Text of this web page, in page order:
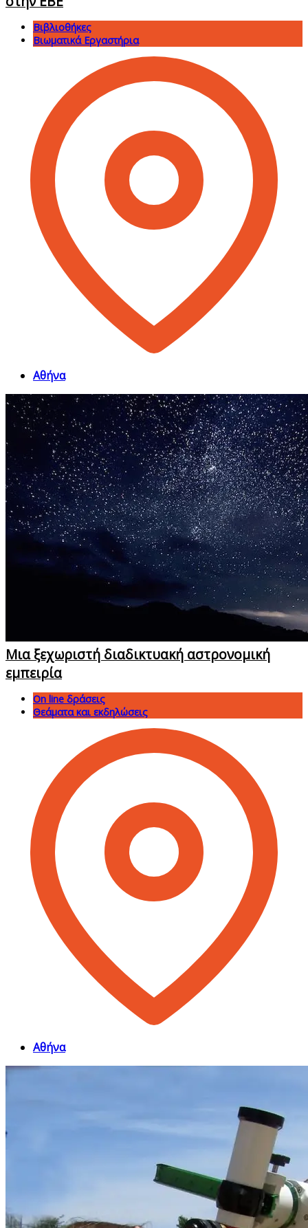
Βιβλιοθήκες
Βιωματικά Εργαστήρια
Αθήνα
Μια ξεχωριστή διαδικτυακή αστρονομική
εμπειρία
On line δράσεις
Θεάματα και εκδηλώσεις
Αθήνα